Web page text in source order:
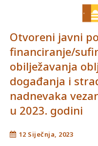
Otvoreni javni
financiranje/
obilježavanja
događanja i
nadnevaka
u 2023. godini
12 Siječnja, 2023